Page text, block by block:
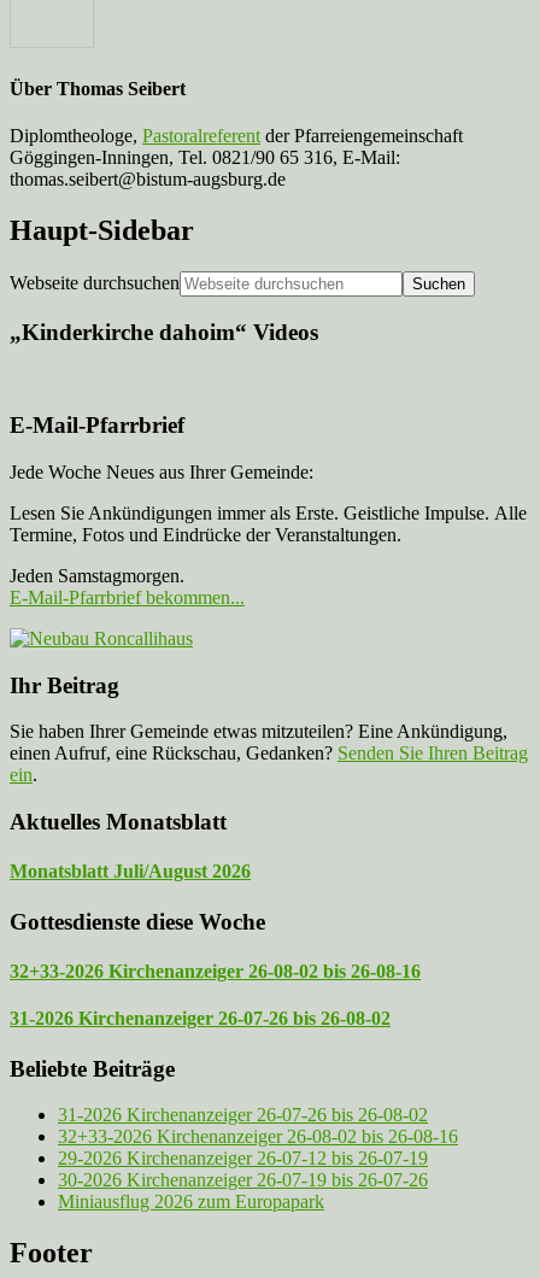
Über Thomas Seibert
Diplomtheologe, Pastoralreferent der Pfarreiengemeinschaft
Göggingen-Inningen, Tel. 0821/90 65 316, E-Mail:
thomas.seibert@bistum-augsburg.de
Haupt-Sidebar
Webseite durchsuchen
„Kinderkirche dahoim“ Videos
E-Mail-Pfarrbrief
Jede Woche Neues aus Ihrer Gemeinde:
Lesen Sie Ankündigungen immer als Erste. Geistliche Impulse. Alle
Termine, Fotos und Eindrücke der Veranstaltungen.
Jeden Samstagmorgen.
E-Mail-Pfarrbrief bekommen...
Ihr Beitrag
Sie haben Ihrer Gemeinde etwas mitzuteilen? Eine Ankündigung,
einen Aufruf, eine Rückschau, Gedanken? Senden Sie Ihren Beitrag
ein.
Aktuelles Monatsblatt
Monatsblatt Juli/August 2026
Gottesdienste diese Woche
32+33-2026 Kirchenanzeiger 26-08-02 bis 26-08-16
31-2026 Kirchenanzeiger 26-07-26 bis 26-08-02
Beliebte Beiträge
31-2026 Kirchenanzeiger 26-07-26 bis 26-08-02
32+33-2026 Kirchenanzeiger 26-08-02 bis 26-08-16
29-2026 Kirchenanzeiger 26-07-12 bis 26-07-19
30-2026 Kirchenanzeiger 26-07-19 bis 26-07-26
Miniausflug 2026 zum Europapark
Footer